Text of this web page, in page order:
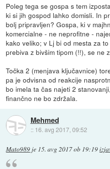
Poleg tega se gospa s tem
ki si jih gospod lahko domisli. In
bolj pripravljen? Gospa, ki v
komercialne - ne neprofitne -
kako veliko; v Lj bi od mesta za
prebiva z bivšim tipom (!!), se ne
Točka 2 (menjava ključavnice)
pa je odvisna od reakcije
bo imela ta čas najeti 2
finančno ne bo zdržala.
Mehmed
:: 16. avg 2017, 09:52
Mato989 je 15. avg 2017 ob 19:19